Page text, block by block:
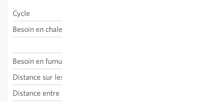
Cycle
Besoin en chaleur
Besoin en fumure
Distance sur les lignes
Distance entre les lignes